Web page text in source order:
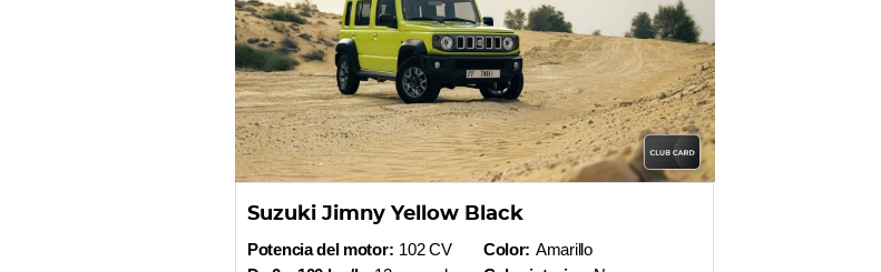
Suzuki Jimny Yellow Black
Potencia del motor: 102 CV
Color: Amarillo